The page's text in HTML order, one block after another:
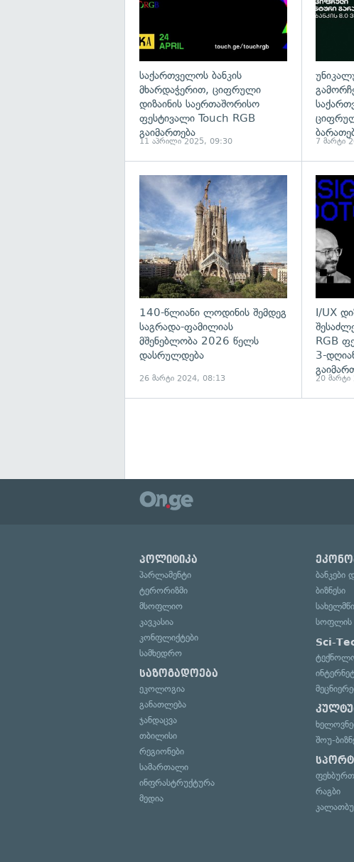
საქართველოს ბანკის
მხარდაჭერით, ციფრული
დიზაინის საერთაშორისო
ფესტივალი Touch RGB
გაიმართება
11 აპრილი 2025, 09:30 7 მარტი
გადახედვა
140-წლიანი ლოდინის შემდეგ
საგრადა-ფამილიას
მშენებლობა 2026 წელს
დასრულდება
26 მარტი 2024, 08:13
I/UX
RGB
3-
20
პოლიტიკა
პარლამენტი
ტერორიზმი
მსოფლიო
კავკასია
კონფლიქტები
სამხედრო
საზოგადოება
ეკოლოგია
განათლება
ჯანდაცვა
თბილისი
რეგიონები
სამართალი
ინფრასტრუქტურა
მედია
ბანკები
ბიზნესი
სოფლის
Sci-
შოუ-
რაგბი